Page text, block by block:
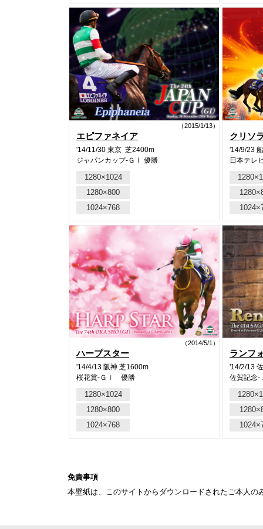
（2015/1/13）
エピファネイア
'14/11/30 東京 芝2400m
ジャパンカップ-ＧⅠ 優勝
1280×1024
1280×800
1024×768
クリソ
'14/9/23
日本テレ
（2014/5/1）
ハープスター
'14/4/13 阪神 芝1600m
桜花賞-ＧⅠ 優勝
1280×1024
1280×800
1024×768
ランフ
'14/2/13
佐賀記念
免責事項
本壁紙は、このサイトからダウンロードされたご本人